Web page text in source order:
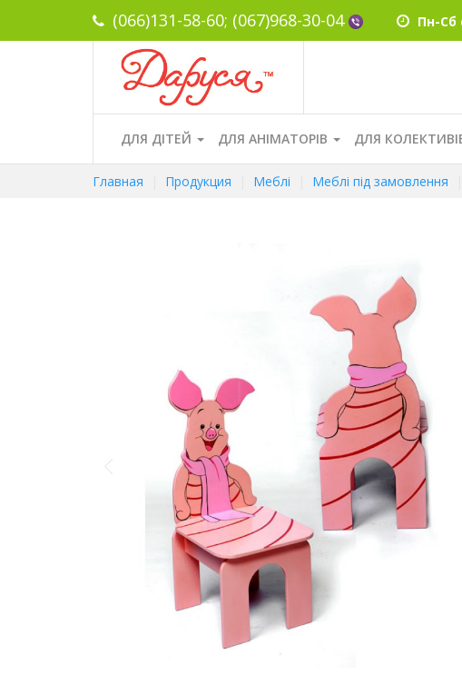
(066)131-58-60; (067)968-30-04 Пн-Сб
ДЛЯ ДІТЕЙ ДЛЯ АНІМАТОРІВ ДЛЯ
Главная Продукция Меблі Меблі під замовлення